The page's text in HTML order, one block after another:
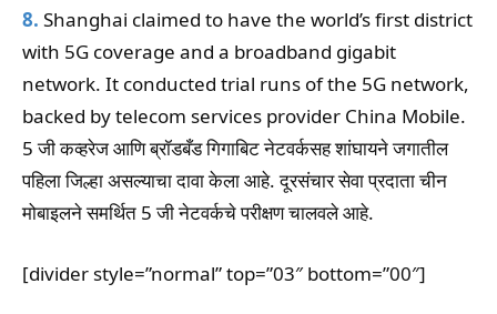
8. Shanghai claimed to have the world’s first district
with 5G coverage and a broadband gigabit
network. It conducted trial runs of the 5G network,
backed by telecom services provider China Mobile.
5 जी कव्हरेज आणि ब्रॉडबँड गिगाबिट नेटवर्कसह शांघायने जगातील
पहिला जिल्हा असल्याचा दावा केला आहे. दूरसंचार सेवा प्रदाता चीन
मोबाइलने समर्थित 5 जी नेटवर्कचे परीक्षण चालवले आहे.
[divider style=”normal” top=”03″ bottom=”00″]